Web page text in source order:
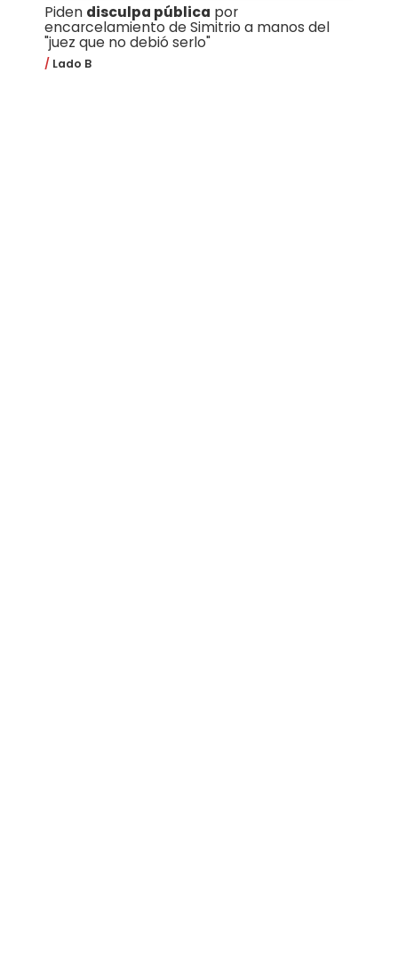
Piden disculpa pública por
encarcelamiento de Simitrio a manos del
"juez que no debió serlo"
Lado B